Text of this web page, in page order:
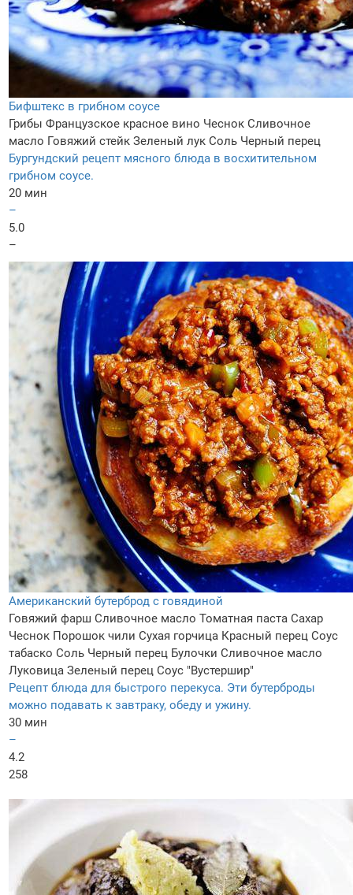
Бифштекс в грибном соусе
Грибы Французское красное вино Чеснок Сливочное
масло Говяжий стейк Зеленый лук Соль Черный перец
Бургундский рецепт мясного блюда в восхитительном
грибном соусе.
20 мин
–
5.0
–
Американский бутерброд с говядиной
Говяжий фарш Сливочное масло Томатная паста Сахар
Чеснок Порошок чили Сухая горчица Красный перец Соус
табаско Соль Черный перец Булочки Сливочное масло
Луковица Зеленый перец Соус "Вустершир"
Рецепт блюда для быстрого перекуса. Эти бутерброды
можно подавать к завтраку, обеду и ужину.
30 мин
–
4.2
258